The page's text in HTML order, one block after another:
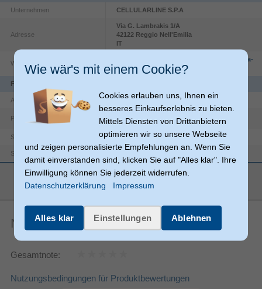
Unternehmen CELLULARLINE S.P.A
Adresse
Via G. Lambrakis 1/A
42122 Reggio Nell'Emilia
IT
Website
https://www.cellularline.com/en/informativa-
sito-web
Funktionen
Anschlüsse USB C
Produktfarbe Schwarz
Steckverbinder 1 Geschlecht Stecker
Steckverbinder 2 Geschlecht Stecker
USB Power Delivery
Anschluss 2 USB C
USB-Stromversorgung bis zu 100 W
Gewicht und Abmessungen
mehr anzeigen
Noch keine Artikelbewertungen
Gesamtnote:
Nutzungsbedingungen für Produktbewertungen
Wie wär's mit einem Cookie?
Cookies erlauben uns, Ihnen ein
besseres Einkaufserlebnis zu bieten.
Mittels Diensten von Drittanbietern
optimieren wir so unsere Webseite
und zeigen personalisierte Empfehlungen an. Wenn Sie
damit einverstanden sind, klicken Sie auf "Alles klar". Ihre
Einwilligung können Sie jederzeit widerrufen.
Datenschutzerklärung
Impressum
Alles klar Einstellungen Ablehnen